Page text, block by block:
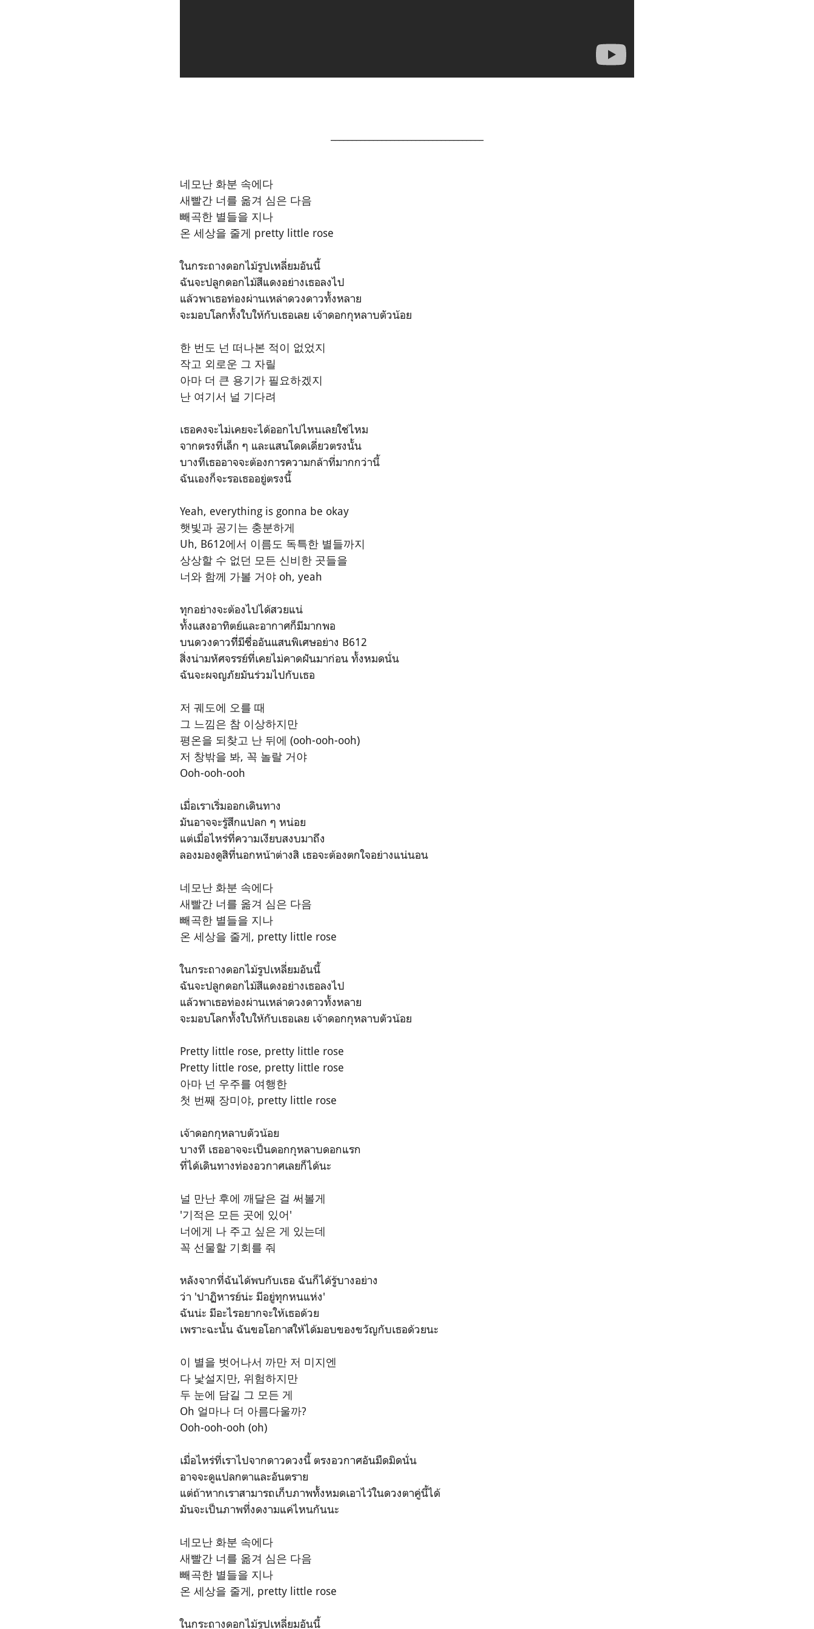
네모난 화분 속에다
새빨간 너를 옮겨 심은 다음
빼곡한 별들을 지나
온 세상을 줄게 pretty little rose
ในกระถางดอกไม้รูปเหลี่ยมอันนี้
ฉันจะปลูกดอกไม้สีแดงอย่างเธอลงไป
แล้วพาเธอท่องผ่านเหล่าดวงดาวทั้งหลาย
จะมอบโลกทั้งใบให้กับเธอเลย เจ้าดอกกุหลาบตัวน้อย
한 번도 넌 떠나본 적이 없었지
작고 외로운 그 자릴
아마 더 큰 용기가 필요하겠지
난 여기서 널 기다려
เธอคงจะไม่เคยจะได้ออกไปไหนเลยใช่ไหม
จากตรงที่เล็ก ๆ และแสนโดดเดี่ยวตรงนั้น
บางทีเธออาจจะต้องการความกล้าที่มากกว่านี้
ฉันเองก็จะรอเธออยู่ตรงนี้
Yeah, everything is gonna be okay
햇빛과 공기는 충분하게
Uh, B612에서 이름도 독특한 별들까지
상상할 수 없던 모든 신비한 곳들을
너와 함께 가볼 거야 oh, yeah
ทุกอย่างจะต้องไปได้สวยแน่
ทั้งแสงอาทิตย์และอากาศก็มีมากพอ
บนดวงดาวที่ีมีชื่ออันแสนพิเศษอย่าง B612
สิ่งน่ามหัศจรรย์ที่เคยไม่คาดฝันมาก่อน ทั้งหมดนั่น
ฉันจะผจญภัยมันร่วมไปกับเธอ
저 궤도에 오를 때
그 느낌은 참 이상하지만
평온을 되찾고 난 뒤에 (ooh-ooh-ooh)
저 창밖을 봐, 꼭 놀랄 거야
Ooh-ooh-ooh
เมื่อเราเริ่มออกเดินทาง
มันอาจจะรู้สึกแปลก ๆ หน่อย
แต่เมื่อไหร่ที่ความเงียบสงบมาถึง
ลองมองดูสิที่นอกหน้าต่างสิ เธอจะต้องตกใจอย่างแน่นอน
네모난 화분 속에다
새빨간 너를 옮겨 심은 다음
빼곡한 별들을 지나
온 세상을 줄게, pretty little rose
ในกระถางดอกไม้รูปเหลี่ยมอันนี้
ฉันจะปลูกดอกไม้สีแดงอย่างเธอลงไป
แล้วพาเธอท่องผ่านเหล่าดวงดาวทั้งหลาย
จะมอบโลกทั้งใบให้กับเธอเลย เจ้าดอกกุหลาบตัวน้อย
Pretty little rose, pretty little rose
Pretty little rose, pretty little rose
아마 넌 우주를 여행한
첫 번째 장미야, pretty little rose
เจ้าดอกกุหลาบตัวน้อย
บางที เธออาจจะเป็นดอกกุหลาบดอกแรก
ที่ได้เดินทางท่องอวกาศเลยก็ได้นะ
널 만난 후에 깨달은 걸 써볼게
'기적은 모든 곳에 있어'
너에게 나 주고 싶은 게 있는데
꼭 선물할 기회를 줘
หลังจากที่ฉันได้พบกับเธอ ฉันก็ได้รู้บางอย่าง
ว่า 'ปาฏิหารย์น่ะ มีอยู่ทุกหนแห่ง'
ฉันน่ะ มีอะไรอยากจะให้เธอด้วย
เพราะฉะนั้น ฉันขอโอกาสให้ได้มอบของขวัญกับเธอด้วยนะ
이 별을 벗어나서 까만 저 미지엔
다 낯설지만, 위험하지만
두 눈에 담길 그 모든 게
Oh 얼마나 더 아름다울까?
Ooh-ooh-ooh (oh)
เมื่อไหร่ที่เราไปจากดาวดวงนี้ ตรงอวกาศอันมืดมิดนั่น
อาจจะดูแปลกตาและอันตราย
แต่ถ้าหากเราสามารถเก็บภาพท้ั้งหมดเอาไว้ในดวงตาคู่นี้ได้
มันจะเป็นภาพที่งดงามแค่ไหนกันนะ
네모난 화분 속에다
새빨간 너를 옮겨 심은 다음
빼곡한 별들을 지나
온 세상을 줄게, pretty little rose
ในกระถางดอกไม้รูปเหลี่ยมอันนี้